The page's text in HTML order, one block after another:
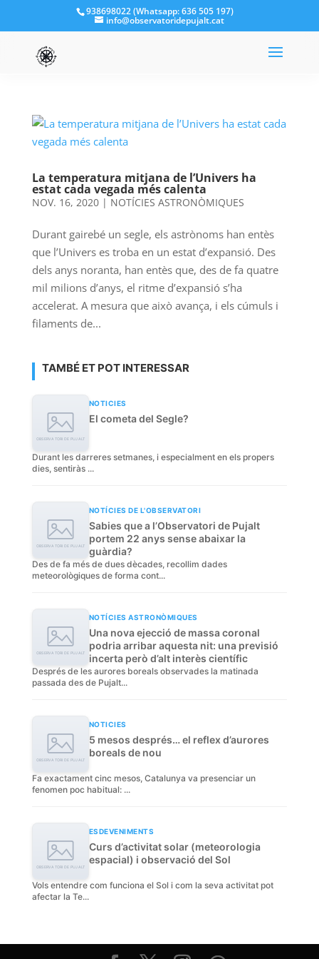
938698022 (Whatsapp: 636 505 197)
info@observatoridepujalt.cat
La temperatura mitjana de l’Univers ha
estat cada vegada més calenta
NOV. 16, 2020| NOTÍCIES ASTRONÒMIQUES
Durant gairebé un segle, els astrònoms han entès
que l’Univers es troba en un estat d’expansió. Des
dels anys noranta, han entès que, des de fa quatre
mil milions d’anys, el ritme d’expansió s’ha
accelerat. A mesura que això avança, i els cúmuls i
filaments de...
TAMBÉ ET POT INTERESSAR
NOTICIES
El cometa del Segle?
Durant les darreres setmanes, i especialment en els propers
dies, sentiràs ...
NOTÍCIES DE L'OBSERVATORI
Sabies que a l’Observatori de Pujalt
portem 22 anys sense abaixar la
guàrdia?
Des de fa més de dues dècades, recollim dades
meteorològiques de forma cont...
NOTÍCIES ASTRONÒMIQUES
Una nova ejecció de massa coronal
podria arribar aquesta nit: una previsió
incerta però d’alt interès científic
Després de les aurores boreals observades la matinada
passada des de Pujalt...
NOTICIES
5 mesos després… el reflex d’aurores
boreals de nou
Fa exactament cinc mesos, Catalunya va presenciar un
fenomen poc habitual: ...
ESDEVENIMENTS
Curs d’activitat solar (meteorologia
espacial) i observació del Sol
Vols entendre com funciona el Sol i com la seva activitat pot
afectar la Te...